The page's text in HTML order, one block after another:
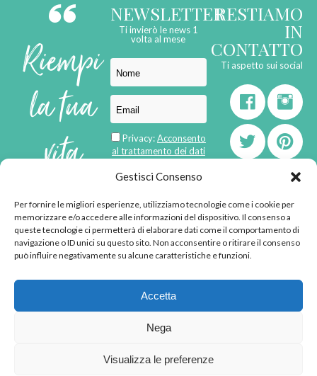
Gestisci Consenso
Per fornire le migliori esperienze, utilizziamo tecnologie come i cookie per
memorizzare e/o accedere alle informazioni del dispositivo. Il consenso a
queste tecnologie ci permetterà di elaborare dati come il comportamento di
navigazione o ID unici su questo sito. Non acconsentire o ritirare il consenso
può influire negativamente su alcune caratteristiche e funzioni.
Accetta
Nega
Visualizza le preferenze
Riempi
la tua
vita
di
emozioni
P.IVA 02592570036 -
NEWSLETTER
Ti invierò le news 1
volta al mese
Privacy:Acconsento
al trattamento dei dati
RESTIAMO
IN
CONTATTO
Ti aspetto sui social
born inMaMaStudiOs